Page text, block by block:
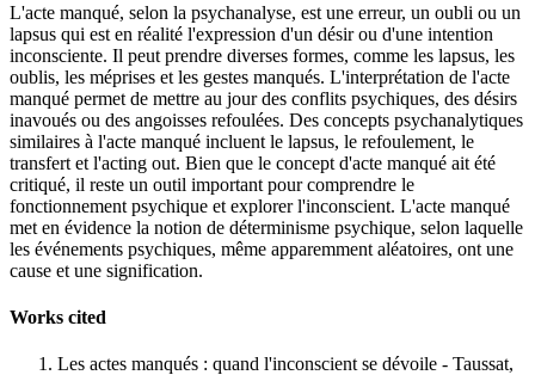
L'acte manqué, selon la psychanalyse, est une erreur, un oubli ou un
lapsus qui est en réalité l'expression d'un désir ou d'une intention
inconsciente. Il peut prendre diverses formes, comme les lapsus, les
oublis, les méprises et les gestes manqués. L'interprétation de l'acte
manqué permet de mettre au jour des conflits psychiques, des désirs
inavoués ou des angoisses refoulées. Des concepts psychanalytiques
similaires à l'acte manqué incluent le lapsus, le refoulement, le
transfert et l'acting out. Bien que le concept d'acte manqué ait été
critiqué, il reste un outil important pour comprendre le
fonctionnement psychique et explorer l'inconscient. L'acte manqué
met en évidence la notion de déterminisme psychique, selon laquelle
les événements psychiques, même apparemment aléatoires, ont une
cause et une signification.
Works cited
Les actes manqués : quand l'inconscient se dévoile - Taussat,